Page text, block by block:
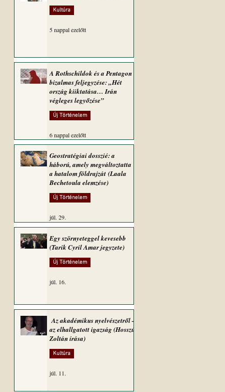
Kultúra
5 nappal ezelőtt
A Rothschildok és a Pentagon
bizalmas feljegyzése: „Hét
ország kiiktatása… Irán
végleges legyőzése”
Új Történelem
6 nappal ezelőtt
Geostratégiai dosszié: a
háború, amely megváltoztatta
a hatalom földrajzát (Laala
Bechetoula elemzése)
Új Történelem
júl. 29.
Egy szörnyeteggel kevesebb
(Tarik Cyril Amar jegyzete)
Új Történelem
júl. 16.
Az akadémikus nyelvészetről –
az elhallgatott igazság (Hosszú
Zoltán írása)
Kultúra
júl. 11.